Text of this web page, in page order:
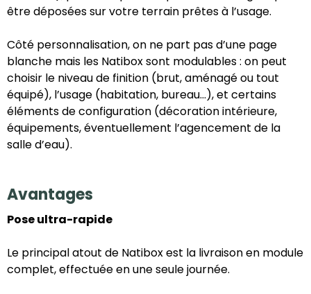
être déposées sur votre terrain prêtes à l’usage.
Côté personnalisation, on ne part pas d’une page
blanche mais les Natibox sont modulables : on peut
choisir le niveau de finition (brut, aménagé ou tout
équipé), l’usage (habitation, bureau…), et certains
éléments de configuration (décoration intérieure,
équipements, éventuellement l’agencement de la
salle d’eau).
Avantages
Pose ultra-rapide
Le principal atout de Natibox est la livraison en module
complet, effectuée en une seule journée.